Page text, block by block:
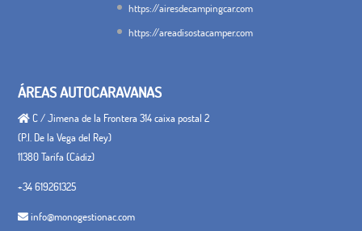
https://airesdecampingcar.com
https://areadisostacamper.com
ÁREAS AUTOCARAVANAS
C / Jimena de la Frontera 314 caixa postal 2
(P.I. De la Vega del Rey)
11380 Tarifa (Cádiz)
+34 619261325
info@monogestionac.com